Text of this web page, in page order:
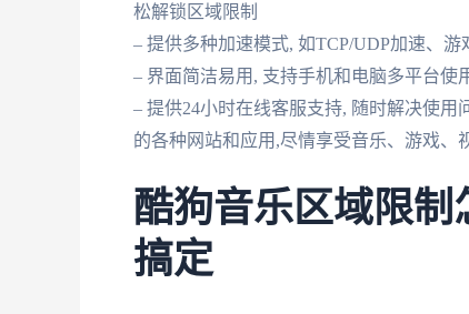
松解锁区域限制
– 提供多种加速模式, 如TCP/UDP加速、游
– 界面简洁易用, 支持手机和电脑多平台使
– 提供24小时在线客服支持, 随时解决使
的各种网站和应用,尽情享受音乐、游戏、
酷狗音乐区域限
搞定